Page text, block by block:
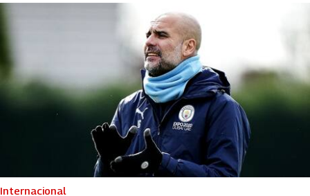
Internacional